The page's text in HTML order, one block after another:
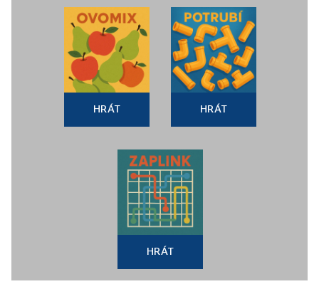
HRÁT HRÁT
HRÁT